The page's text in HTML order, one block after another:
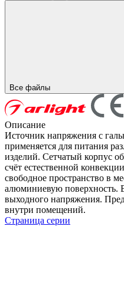
Все файлы
Описание
Источник напряжения с
применяется для питания
изделий. Сетчатый корпус
счёт естественной
свободное пространство в
алюминиевую поверхность.
выходного напряжения.
внутри помещений.
Страница серии